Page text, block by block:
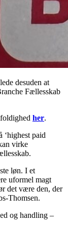
desuden at
Fællesskab
her.
‘highest paid
virke
løn. I et
uformel magt
det være den, der
Thomsen.
og handling –